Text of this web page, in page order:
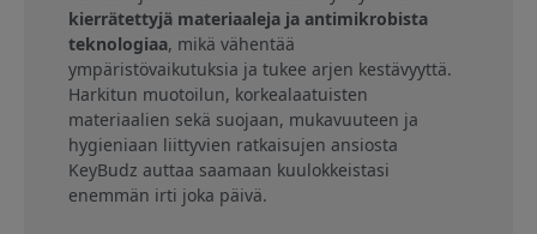
kierrätettyjä materiaaleja ja antimikrobista
teknologiaa, mikä vähentää
ympäristövaikutuksia ja tukee arjen kestävyyttä.
Harkitun muotoilun, korkealaatuisten
materiaalien sekä suojaan, mukavuuteen ja
hygieniaan liittyvien ratkaisujen ansiosta
KeyBudz auttaa saamaan kuulokkeistasi
enemmän irti joka päivä.